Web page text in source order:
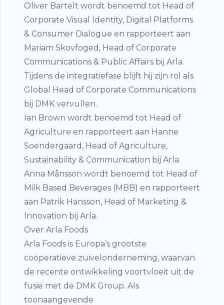
Oliver Bartelt wordt benoemd tot Head of
Corporate Visual Identity, Digital Platforms
& Consumer Dialogue en rapporteert aan
Mariam Skovfoged, Head of Corporate
Communications & Public Affairs bij Arla.
Tijdens de integratiefase blijft hij zijn rol als
Global Head of Corporate Communications
bij DMK vervullen.
Ian Brown wordt benoemd tot Head of
Agriculture en rapporteert aan Hanne
Soendergaard, Head of Agriculture,
Sustainability & Communication bij Arla.
Anna Månsson wordt benoemd tot Head of
Milk Based Beverages (MBB) en rapporteert
aan Patrik Hansson, Head of Marketing &
Innovation bij Arla.
Over Arla Foods
Arla Foods is Europa’s grootste
coöperatieve zuivelonderneming, waarvan
de recente ontwikkeling voortvloeit uit de
fusie met de DMK Group. Als
toonaangevende